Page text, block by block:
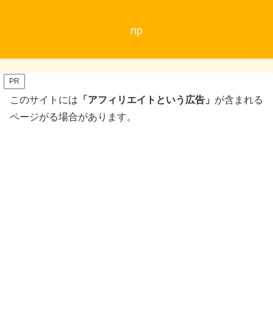
np
PR
このサイトには 「アフィリエイトという広告」 が含まれる
ページがる場合があります。